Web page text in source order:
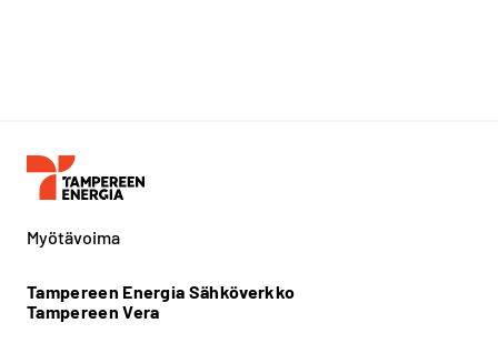
Myötävoima
Tampereen Energia Sähköverkko
Tampereen Vera